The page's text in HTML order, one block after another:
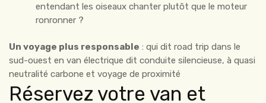
entendant les oiseaux chanter plutôt que le moteur
ronronner ?
Un voyage plus responsable : qui dit road trip dans le
sud-ouest en van électrique dit conduite silencieuse, à quasi
neutralité carbone et voyage de proximité
Réservez votre van et